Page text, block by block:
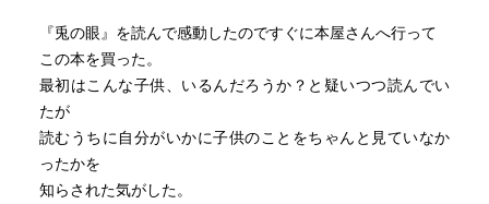
『兎の眼』を読んで感動したのですぐに本屋さんへ行って
この本を買った。
最初はこんな子供、いるんだろうか？と疑いつつ読んでい
たが
読むうちに自分がいかに子供のことをちゃんと見ていなか
ったかを
知らされた気がした。